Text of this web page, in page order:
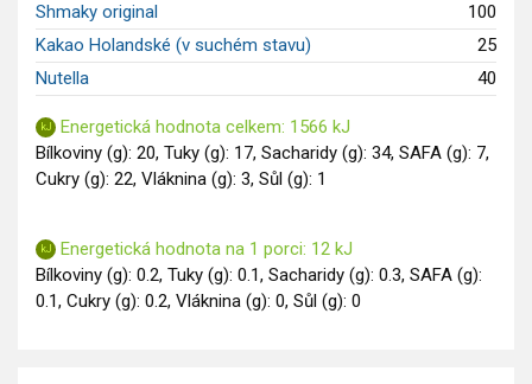
Shmaky original
100
Kakao Holandské (v suchém stavu)
25
Nutella
40
Energetická hodnota celkem: 1566 kJ
Bílkoviny (g): 20, Tuky (g): 17, Sacharidy (g): 34, SAFA (g): 7,
Cukry (g): 22, Vláknina (g): 3, Sůl (g): 1
Energetická hodnota na 1 porci: 12 kJ
Bílkoviny (g): 0.2, Tuky (g): 0.1, Sacharidy (g): 0.3, SAFA (g):
0.1, Cukry (g): 0.2, Vláknina (g): 0, Sůl (g): 0